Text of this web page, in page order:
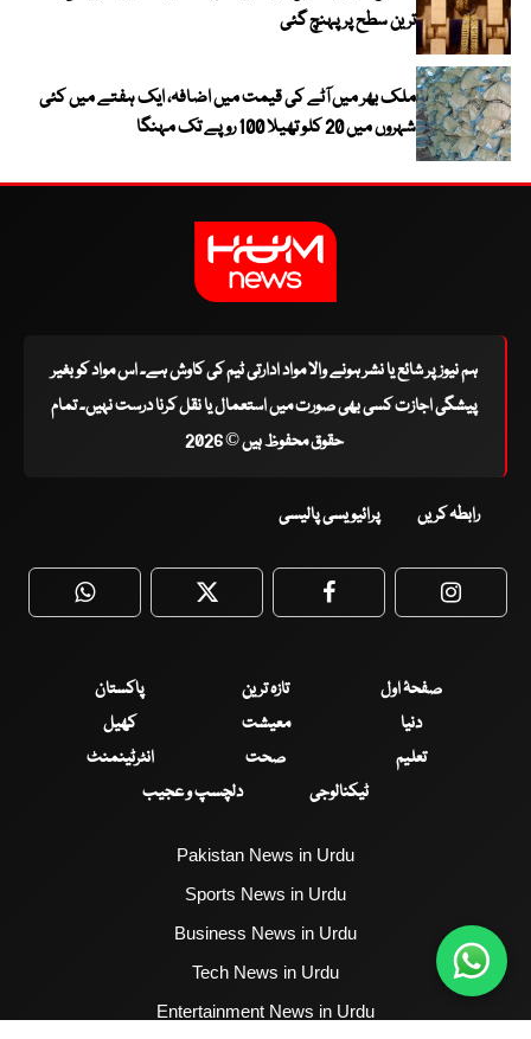
ترین سطح پر پہنچ گئی
ملک بھر میں آٹے کی قیمت میں اضافہ، ایک ہفتے میں کئی
شہروں میں 20 کلو تھیلا 100 روپے تک مہنگا
ہم نیوز پر شائع یا نشر ہونے والا مواد ادارتی ٹیم کی کاوش ہے۔ اس مواد کو بغیر
پیشگی اجازت کسی بھی صورت میں استعمال یا نقل کرنا درست نہیں۔ تمام
حقوق محفوظ ہیں © 2026
رابطہ کریں پرائیویسی پالیسی
WhatsApp Twitter Facebook
صفحۂ اول تازہ ترین
پاکستان
دنیا
معیشت
کھیل
تعلیم
صحت
انٹرٹینمنٹ
ٹیکنالوجی
دلچسپ و عجیب
Pakistan News in Urdu
Sports News in Urdu
Business News in Urdu
Tech News in Urdu
Entertainment News in Urdu